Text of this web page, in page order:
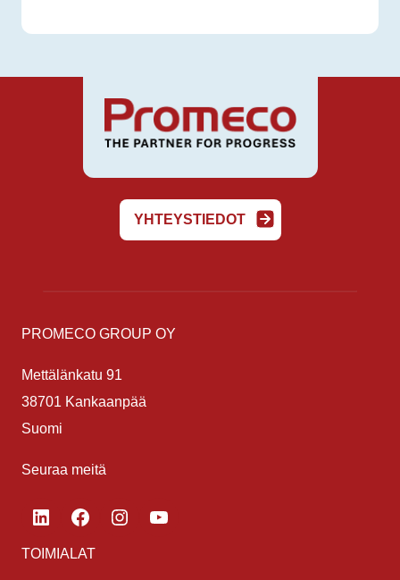
YHTEYSTIEDOT
PROMECO GROUP OY
Mettälänkatu 91
38701 Kankaanpää
Suomi
Seuraa meitä
LinkedInFacebook
TOIMIALAT